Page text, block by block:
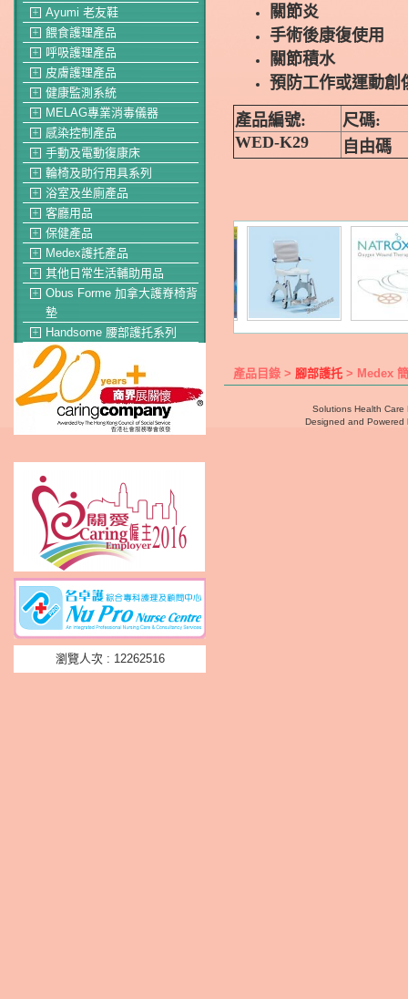
＋ Ayumi 老友鞋
＋ 餵食護理產品
＋ 呼吸護理產品
＋ 皮膚護理產品
＋ 健康監測系統
＋ MELAG專業消毒儀器
＋ 感染控制產品
＋ 手動及電動復康床
＋ 輪椅及助行用具系列
＋ 浴室及坐廁產品
＋ 客廳用品
＋ 保健產品
＋ Medex護托產品
＋ 其他日常生活輔助用品
＋
Obus Forme 加拿大護脊椅背
墊
＋ Handsome 腰部護托系列
瀏覽人次 : 12262516
關節炎
手術後康復使用
關節積水
預防工作或運動創
產品編號:
尺碼:
WED-K29
自由碼
產品目錄 > 腳部護托 > Medex
Solutions Health Care
Designed and